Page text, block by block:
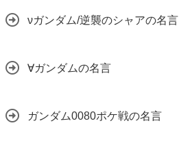
νガンダム/逆襲のシャアの名言
∀ガンダムの名言
ガンダム0080ポケ戦の名言